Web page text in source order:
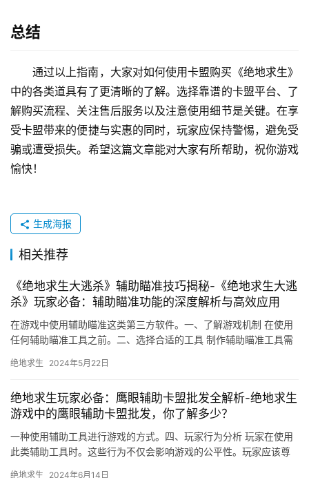
总结
通过以上指南，大家对如何使用卡盟购买《绝地求生》
中的各类道具有了更清晰的了解。选择靠谱的卡盟平台、了
解购买流程、关注售后服务以及注意使用细节是关键。在享
受卡盟带来的便捷与实惠的同时，玩家应保持警惕，避免受
骗或遭受损失。希望这篇文章能对大家有所帮助，祝你游戏
愉快！
生成海报
相关推荐
《绝地求生大逃杀》辅助瞄准技巧揭秘-《绝地求生大逃
杀》玩家必备：辅助瞄准功能的深度解析与高效应用
在游戏中使用辅助瞄准这类第三方软件。一、了解游戏机制 在使用
任何辅助瞄准工具之前。二、选择合适的工具 制作辅助瞄准工具需
绝地求生 2024年5月22日
绝地求生玩家必备：鹰眼辅助卡盟批发全解析-绝地求生
游戏中的鹰眼辅助卡盟批发，你了解多少？
一种使用辅助工具进行游戏的方式。四、玩家行为分析 玩家在使用
此类辅助工具时。这些行为不仅会影响游戏的公平性。玩家应该尊
绝地求生 2024年6月14日